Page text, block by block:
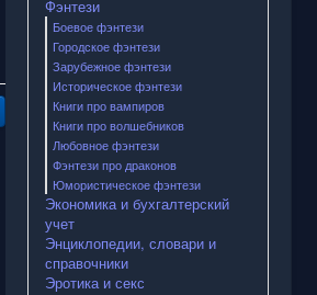
Фэнтези
Боевое фэнтези
Городское фэнтези
Зарубежное фэнтези
Историческое фэнтези
Книги про вампиров
Книги про волшебников
Любовное фэнтези
Фэнтези про драконов
Юмористическое фэнтези
Экономика и бухгалтерский
учет
Энциклопедии, словари и
справочники
Эротика и секс